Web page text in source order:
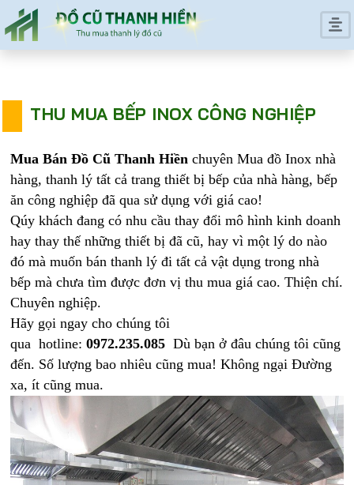
THU MUA BẾP INOX CÔNG NGHIỆP
Mua Bán Đồ Cũ Thanh Hiềnchuyên Mua đồ Inox nhà
hàng, thanh lý tất cả trang thiết bị bếp của nhà hàng, bếp
ăn công nghiệp đã qua sử dụng với giá cao!
Qúy khách đang có nhu cầu thay đổi mô hình kinh doanh
hay thay thế những thiết bị đã cũ, hay vì một lý do nào
đó mà muốn bán thanh lý đi tất cả vật dụng trong nhà
bếp mà chưa tìm được đơn vị thu mua giá cao. Thiện chí.
Chuyên nghiệp.
Hãy gọi ngay cho chúng tôi
qua hotline: 0972.235.085 Dù bạn ở đâu chúng tôi cũng
đến. Số lượng bao nhiêu cũng mua! Không ngại Đường
xa, ít cũng mua.